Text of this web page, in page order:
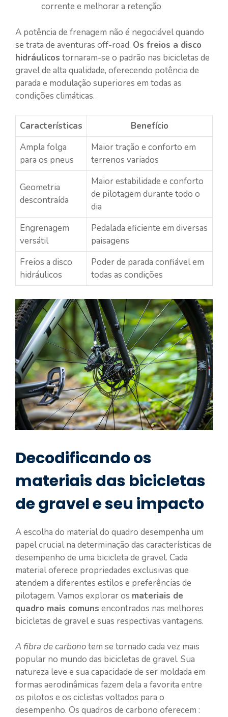
corrente e melhorar a retenção
A potência de frenagem não é negociável quando
se trata de aventuras off-road. Os freios a disco
hidráulicos tornaram-se o padrão nas bicicletas de
gravel de alta qualidade, oferecendo potência de
parada e modulação superiores em todas as
condições climáticas.
Características
Benefício
Ampla folga
para os pneus
Maior tração e conforto em
terrenos variados
Geometria
descontraída
Maior estabilidade e conforto
de pilotagem durante todo o
dia
Engrenagem
versátil
Pedalada eficiente em diversas
paisagens
Freios a disco
hidráulicos
Poder de parada confiável em
todas as condições
Decodificando os
materiais das bicicletas
de gravel e seu impacto
A escolha do material do quadro desempenha um
papel crucial na determinação das características de
desempenho de uma bicicleta de gravel. Cada
material oferece propriedades exclusivas que
atendem a diferentes estilos e preferências de
pilotagem. Vamos explorar os materiais de
quadro mais comuns encontrados nas melhores
bicicletas de gravel e suas respectivas vantagens.
A fibra de carbonotem se tornado cada vez mais
popular no mundo das bicicletas de gravel. Sua
natureza leve e sua capacidade de ser moldada em
formas aerodinâmicas fazem dela a favorita entre
os pilotos e os ciclistas voltados para o
desempenho. Os quadros de carbono oferecem :